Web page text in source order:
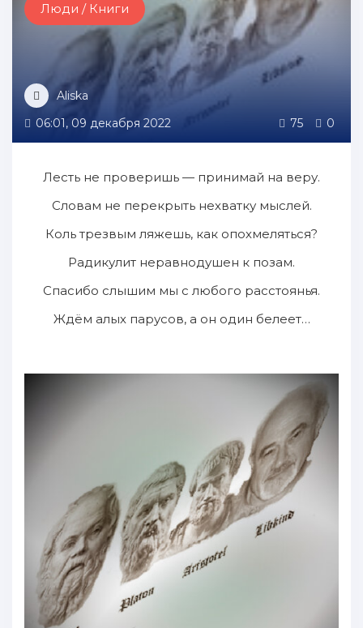
Люди / Книги
Aliska
06:01, 09 декабря 2022
75 0
Лесть не проверишь — принимай на веру.
Словам не перекрыть нехватку мыслей.
Коль трезвым ляжешь, как опохмеляться?
Радикулит неравнодушен к позам.
Спасибо слышим мы с любого расстоянья.
Ждём алых парусов, а он один белеет…